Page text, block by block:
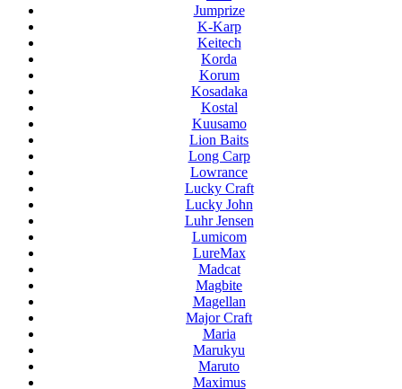
Jumprize
K-Karp
Keitech
Korda
Korum
Kosadaka
Kostal
Kuusamo
Lion Baits
Long Carp
Lowrance
Lucky Craft
Lucky John
Luhr Jensen
Lumicom
LureMax
Madcat
Magbite
Magellan
Major Craft
Maria
Marukyu
Maruto
Maximus